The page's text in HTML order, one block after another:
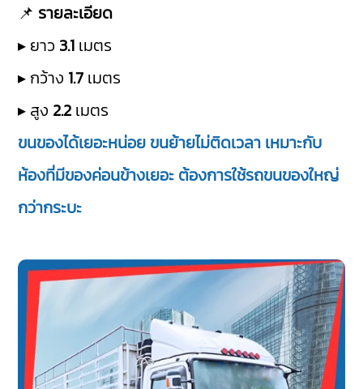
📌 รายละเอียด
▸ ยาว 3.1 เมตร
▸ กว้าง 1.7 เมตร
▸ สูง 2.2 เมตร
ขนของได้เยอะหน่อย ขนย้ายไม่ติดเวลา เหมาะกับ
ห้องที่มีของค่อนข้างเยอะ ต้องการใช้รถขนของใหญ่
กว่ากระบะ